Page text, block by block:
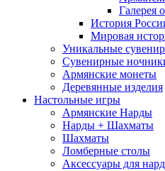
Галерея
История
Мировая
Уникальные
Сувенирные
Армянские монеты
Деревянные изделия
Настольные игры
Армянские Нарды
Нарды + Шахматы
Шахматы
Ломберные столы
Аксессуары для нард